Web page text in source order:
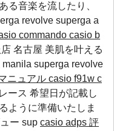
る音楽を流したり、
revolve superga a
commando casio b
名古屋 美肌を叶える
manila superga revolve
ニュアル casio f91w c
ース 希望日が記載し
ように準備いたしま
ー sup casio adps 評